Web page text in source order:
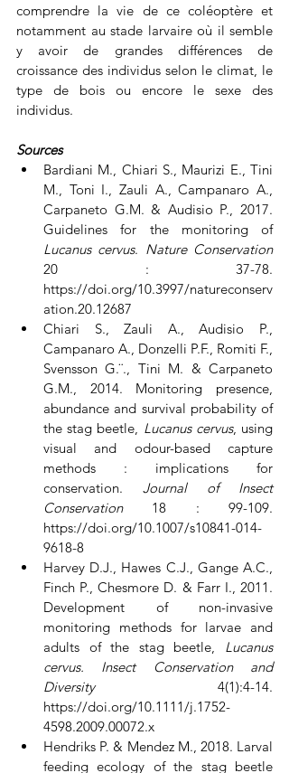
comprendre la vie de ce coléoptère et
notamment au stade larvaire où il semble
y avoir de grandes différences de
croissance des individus selon le climat, le
type de bois ou encore le sexe des
individus.
Sources
Bardiani M., Chiari S., Maurizi E., Tini
M., Toni I., Zauli A., Campanaro A.,
Carpaneto G.M. & Audisio P., 2017.
Guidelines for the monitoring of
Lucanus cervus. Nature Conservation
20 : 37-78.
https://doi.org/10.3997/natureconserv
ation.20.12687
Chiari S., Zauli A., Audisio P.,
Campanaro A., Donzelli P.F., Romiti F.,
Svensson G.¨., Tini M. & Carpaneto
G.M., 2014. Monitoring presence,
abundance and survival probability of
the stag beetle, Lucanus cervus, using
visual and odour-based capture
methods : implications for
conservation. Journal of Insect
Conservation 18 : 99-109.
https://doi.org/10.1007/s10841-014-
9618-8
Harvey D.J., Hawes C.J., Gange A.C.,
Finch P., Chesmore D. & Farr I., 2011.
Development of non-invasive
monitoring methods for larvae and
adults of the stag beetle, Lucanus
cervus. Insect Conservation and
Diversity 4(1):4-14.
https://doi.org/10.1111/j.1752-
4598.2009.00072.x
Hendriks P. & Mendez M., 2018. Larval